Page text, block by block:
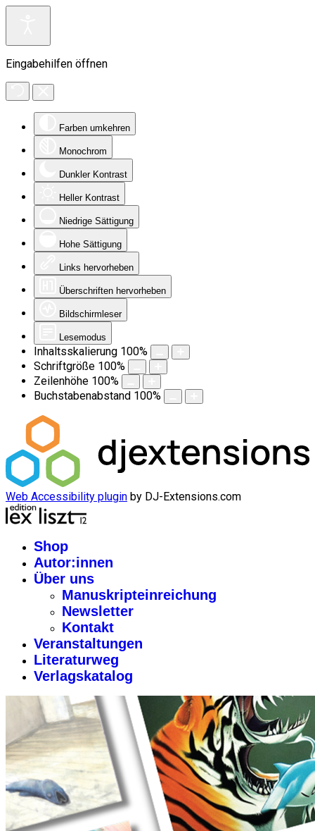
Eingabehilfen öffnen
Farben umkehren
Monochrom
Dunkler Kontrast
Heller Kontrast
Niedrige Sättigung
Hohe Sättigung
Links hervorheben
Überschriften hervorheben
Bildschirmleser
Lesemodus
Inhaltsskalierung 100%
Schriftgröße 100%
Zeilenhöhe 100%
Buchstabenabstand 100%
Web Accessibility plugin by DJ-Extensions.com
Shop
Autor:innen
Über uns
Manuskripteinreichung
Newsletter
Kontakt
Veranstaltungen
Literaturweg
Verlagskatalog